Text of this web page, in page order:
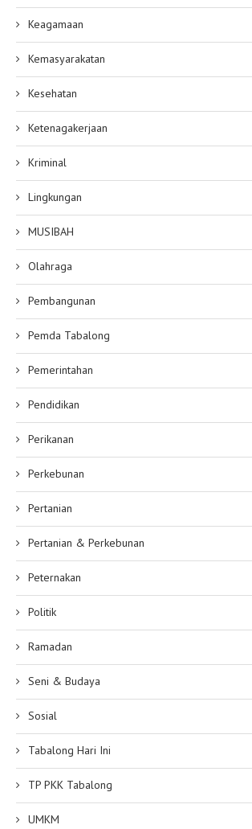
Keagamaan
Kemasyarakatan
Kesehatan
Ketenagakerjaan
Kriminal
Lingkungan
MUSIBAH
Olahraga
Pembangunan
Pemda Tabalong
Pemerintahan
Pendidikan
Perikanan
Perkebunan
Pertanian
Pertanian & Perkebunan
Peternakan
Politik
Ramadan
Seni & Budaya
Sosial
Tabalong Hari Ini
TP PKK Tabalong
UMKM